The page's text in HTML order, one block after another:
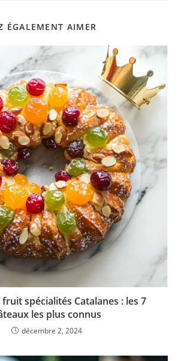
ÉGALEMENT AIMER
spécialités Catalanes : les 7
les plus connus
décembre 2, 2024